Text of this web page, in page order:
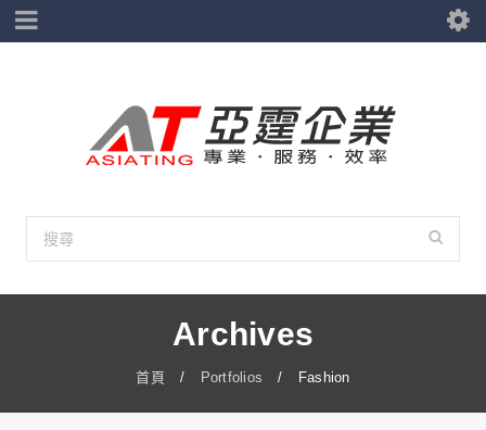
Archives
首頁 / Portfolios / Fashion